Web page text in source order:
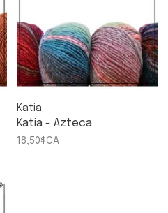
Katia
Katia - Azteca
18,50$CA